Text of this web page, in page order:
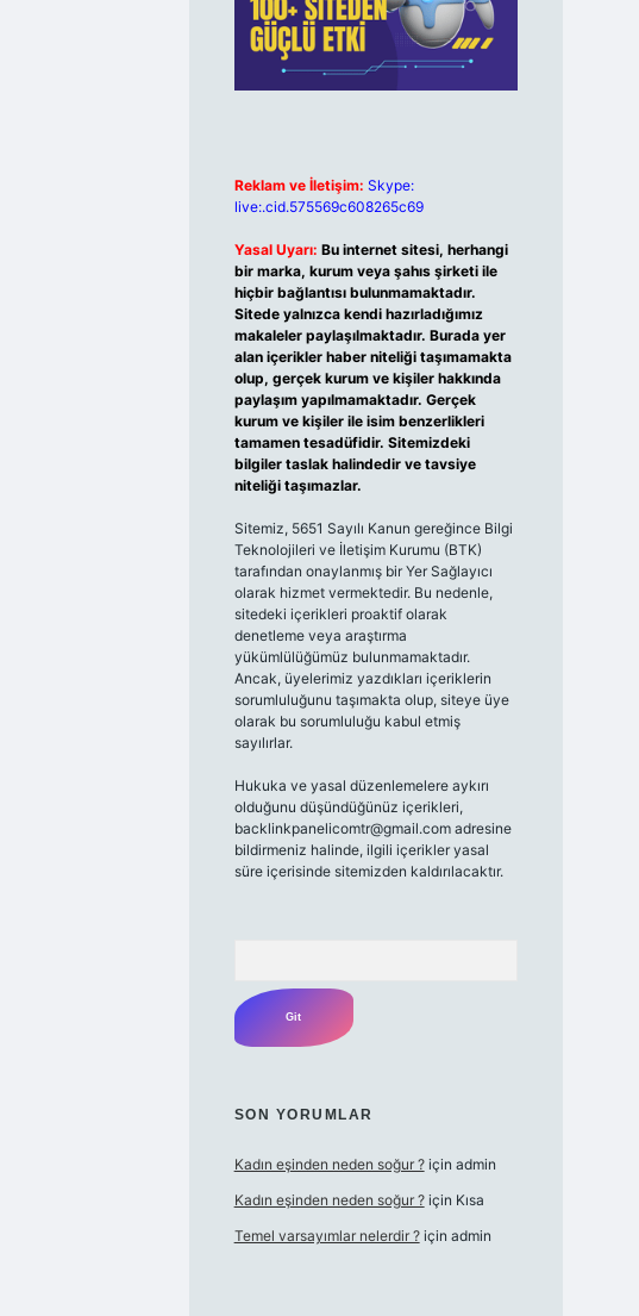
Reklam ve İletişim: Skype:
live:.cid.575569c608265c69
Yasal Uyarı: Bu internet sitesi, herhangi
bir marka, kurum veya şahıs şirketi ile
hiçbir bağlantısı bulunmamaktadır.
Sitede yalnızca kendi hazırladığımız
makaleler paylaşılmaktadır. Burada yer
alan içerikler haber niteliği taşımamakta
olup, gerçek kurum ve kişiler hakkında
paylaşım yapılmamaktadır. Gerçek
kurum ve kişiler ile isim benzerlikleri
tamamen tesadüfidir. Sitemizdeki
bilgiler taslak halindedir ve tavsiye
niteliği taşımazlar.
Sitemiz, 5651 Sayılı Kanun gereğince Bilgi
Teknolojileri ve İletişim Kurumu (BTK)
tarafından onaylanmış bir Yer Sağlayıcı
olarak hizmet vermektedir. Bu nedenle,
sitedeki içerikleri proaktif olarak
denetleme veya araştırma
yükümlülüğümüz bulunmamaktadır.
Ancak, üyelerimiz yazdıkları içeriklerin
sorumluluğunu taşımakta olup, siteye üye
olarak bu sorumluluğu kabul etmiş
sayılırlar.
Hukuka ve yasal düzenlemelere aykırı
olduğunu düşündüğünüz içerikleri,
backlinkpanelicomtr@gmail.comadresine
bildirmeniz halinde, ilgili içerikler yasal
süre içerisinde sitemizden kaldırılacaktır.
SON YORUMLAR
Kadın eşinden neden soğur ?için admin
Kadın eşinden neden soğur ?için Kısa
Temel varsayımlar nelerdir ?için admin